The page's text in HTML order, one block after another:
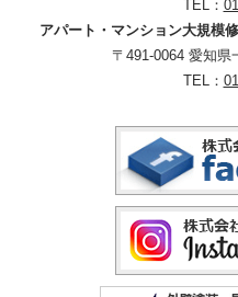
TEL：
アパート・マンション大規模
〒491-0064 愛知県
TEL：